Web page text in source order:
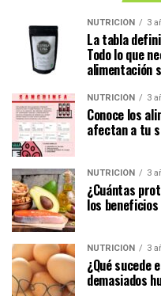
NUTRICIÓN 3
La tabla
Todo lo que
alimentación
NUTRICIÓN 3
Conoce los
afectan a tu
NUTRICIÓN 3
¿Cuántas
los
NUTRICIÓN 3
¿Qué sucede
demasiados